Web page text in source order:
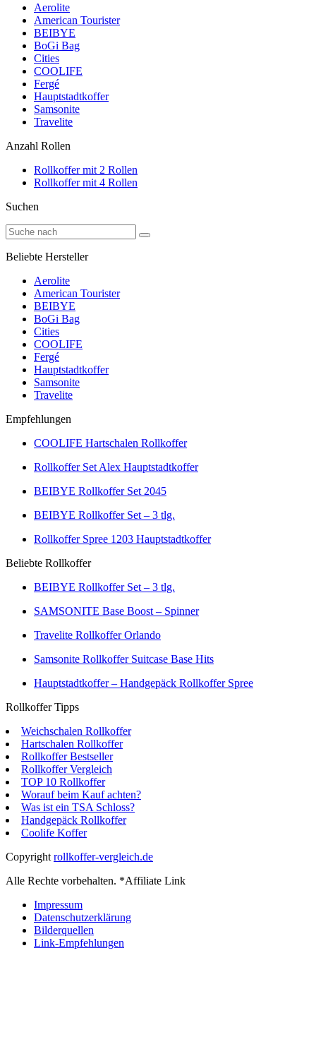
Aerolite
American Tourister
BEIBYE
BoGi Bag
Cities
COOLIFE
Fergé
Hauptstadtkoffer
Samsonite
Travelite
Anzahl Rollen
Rollkoffer mit 2 Rollen
Rollkoffer mit 4 Rollen
Suchen
Beliebte Hersteller
Aerolite
American Tourister
BEIBYE
BoGi Bag
Cities
COOLIFE
Fergé
Hauptstadtkoffer
Samsonite
Travelite
Empfehlungen
COOLIFE Hartschalen Rollkoffer
Rollkoffer Set Alex Hauptstadtkoffer
BEIBYE Rollkoffer Set 2045
BEIBYE Rollkoffer Set – 3 tlg.
Rollkoffer Spree 1203 Hauptstadtkoffer
Beliebte Rollkoffer
BEIBYE Rollkoffer Set – 3 tlg.
SAMSONITE Base Boost – Spinner
Travelite Rollkoffer Orlando
Samsonite Rollkoffer Suitcase Base Hits
Hauptstadtkoffer – Handgepäck Rollkoffer Spree
Rollkoffer Tipps
Weichschalen Rollkoffer
Hartschalen Rollkoffer
Rollkoffer Bestseller
Rollkoffer Vergleich
TOP 10 Rollkoffer
Worauf beim Kauf achten?
Was ist ein TSA Schloss?
Handgepäck Rollkoffer
Coolife Koffer
Copyright rollkoffer-vergleich.de
Alle Rechte vorbehalten. *Affiliate Link
Impressum
Datenschutzerklärung
Bilderquellen
Link-Empfehlungen